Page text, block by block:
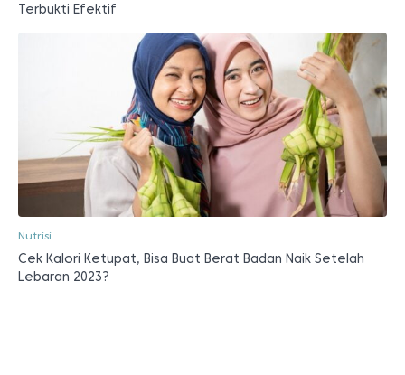
Terbukti Efektif
Nutrisi
Cek Kalori Ketupat, Bisa Buat Berat Badan Naik Setelah
Lebaran 2023?